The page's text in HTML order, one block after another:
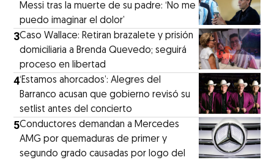
Messi tras la muerte de su padre: ‘No me
puedo imaginar el dolor’
3Caso Wallace: Retiran brazalete y prisión
domiciliaria a Brenda Quevedo; seguirá
proceso en libertad
4‘Estamos ahorcados’: Alegres del
Barranco acusan que gobierno revisó su
setlist antes del concierto
5Conductores demandan a Mercedes
AMG por quemaduras de primer y
segundo grado causadas por logo del